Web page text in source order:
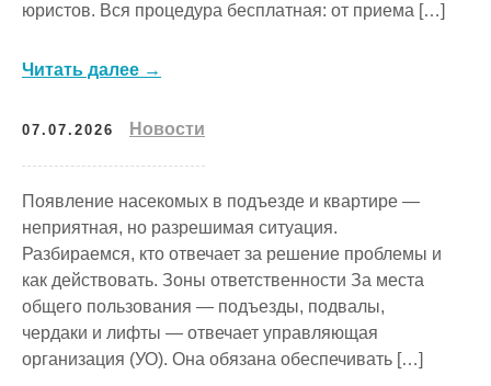
юристов. Вся процедура бесплатная: от приема […]
Читать далее →
07.07.2026 Новости
Появление насекомых в подъезде и квартире —
неприятная, но разрешимая ситуация.
Разбираемся, кто отвечает за решение проблемы и
как действовать. Зоны ответственности За места
общего пользования — подъезды, подвалы,
чердаки и лифты — отвечает управляющая
организация (УО). Она обязана обеспечивать […]